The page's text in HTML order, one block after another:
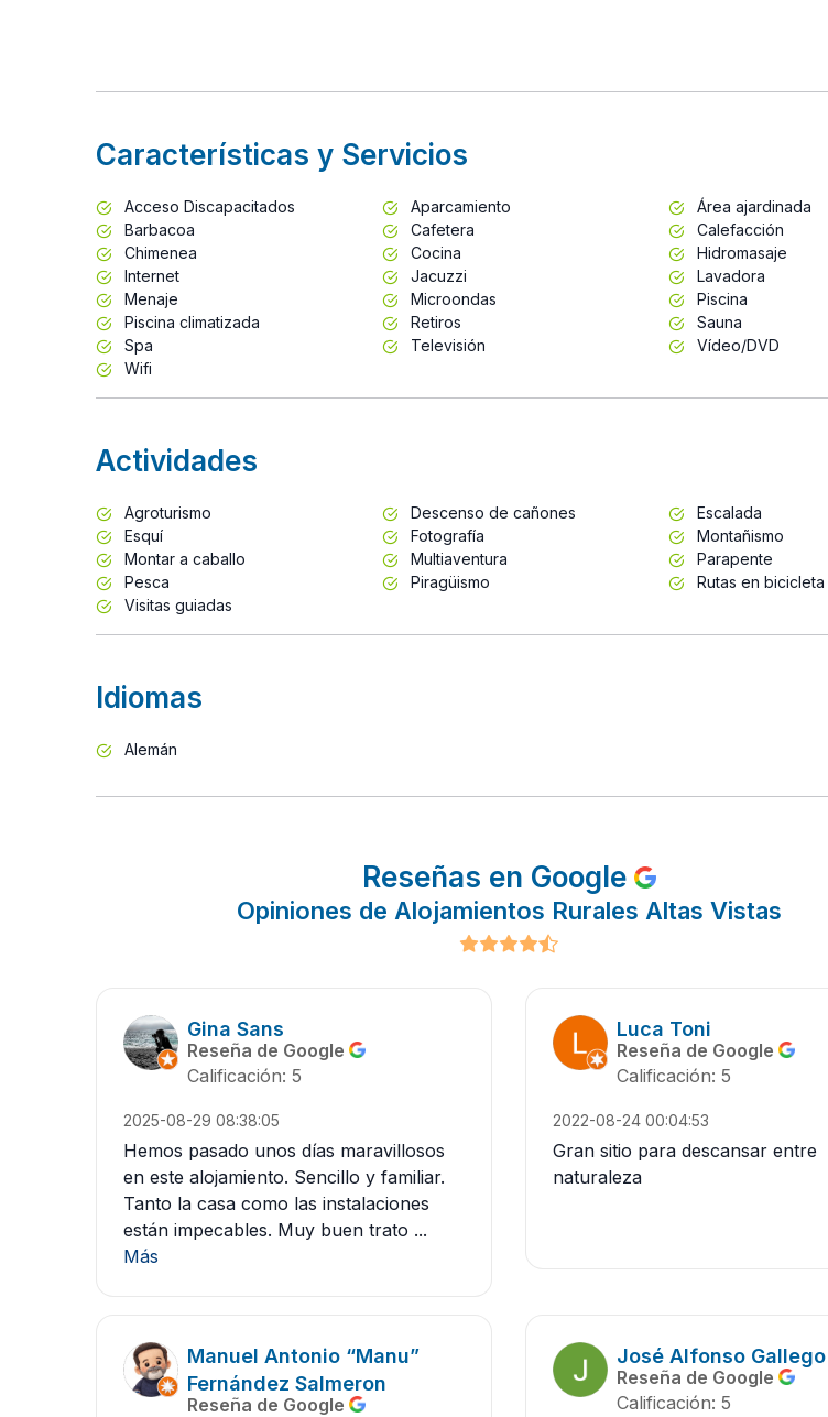
Características y Servicios
Acceso Discapacitados Aparcamiento
Área ajardinada
Barbacoa
Cafetera
Calefacción
Chimenea
Cocina
Hidromasaje
Internet
Jacuzzi
Lavadora
Menaje
Microondas
Piscina
Piscina climatizada
Retiros
Sauna
Spa
Televisión
Vídeo/DVD
Wifi
Actividades
Agroturismo Descenso de cañones
Escalada
Esquí
Fotografía
Montañismo
Montar a caballo
Multiaventura
Parapente
Pesca
Piragüismo
Rutas en bicicleta
Visitas guiadas
Idiomas
Alemán
Reseñas en Google
Opiniones de Alojamientos Rurales Altas Vistas
Gina Sans
Reseña de Google
Calificación: 5
2025-08-29 08:38:05
Hemos pasado unos días maravillosos
en este alojamiento. Sencillo y familiar.
Tanto la casa como las instalaciones
están impecables. Muy buen trato ...
Más
Luca Toni
Reseña de Google
Calificación: 5
2022-08-24 00:04:53
Gran sitio para descansar entre
naturaleza
Manuel Antonio “Manu”
Fernández Salmeron
Reseña de Google
José Alfonso Gallego
Reseña de Google
Calificación: 5